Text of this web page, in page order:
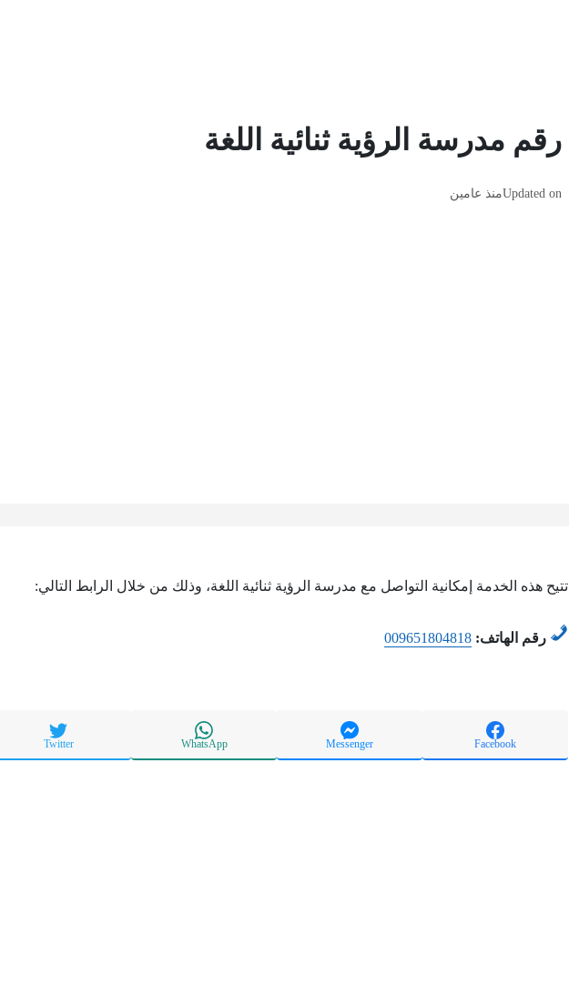
رقم مدرسة الرؤية ثنائية اللغة
Updated onمنذ عامين
تتيح هذه الخدمة إمكانية التواصل مع مدرسة الرؤية ثنائية اللغة، وذلك من خلال الرابط التالي:
رقم الهاتف: 009651804818
Facebook
Messenger
WhatsApp
Twitter